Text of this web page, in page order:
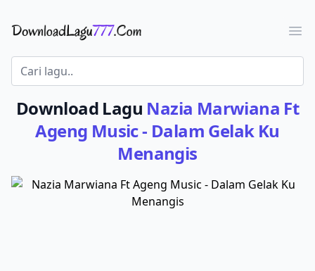
Download Lagu - LaguJoss.com
Download Lagu Nazia Marwiana Ft
Ageng Music - Dalam Gelak Ku
Menangis